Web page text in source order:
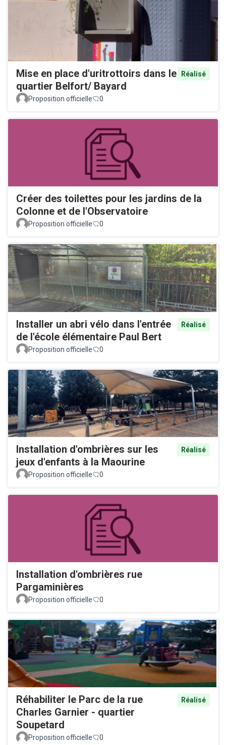
Mise en place d'uritrottoirs dans le
quartier Belfort/ Bayard
Réalisé
Proposition officielle 0
Créer des toilettes pour les jardins de la
Colonne et de l'Observatoire
Proposition officielle 0
Installer un abri vélo dans l'entrée
de l'école élémentaire Paul Bert
Réalisé
Proposition officielle 0
Installation d'ombrières sur les
jeux d'enfants à la Maourine
Réalisé
Proposition officielle 0
Installation d'ombrières rue
Pargaminières
Proposition officielle 0
Réhabiliter le Parc de la rue
Charles Garnier - quartier
Soupetard
Réalisé
Proposition officielle 0